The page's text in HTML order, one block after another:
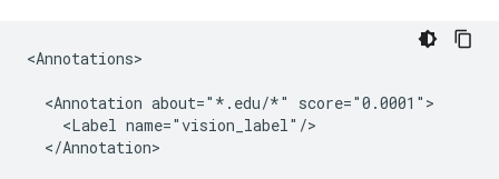
<Annotations>
  <Annotation about="*.edu/*" score="0.0001">
    <Label name="vision_label"/>
  </Annotation>